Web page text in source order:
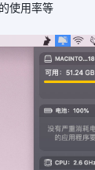
使用率等